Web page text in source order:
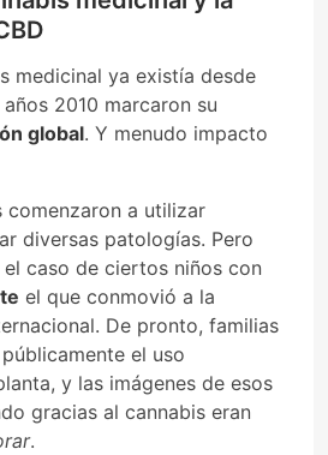
medicinal ya existía desde
2010 marcaron su
global. Y menudo impacto
comenzaron a utilizar
diversas patologías. Pero
caso de ciertos niños con
el que conmovió a la
De pronto, familias
el uso
y las imágenes de esos
gracias al cannabis eran
.